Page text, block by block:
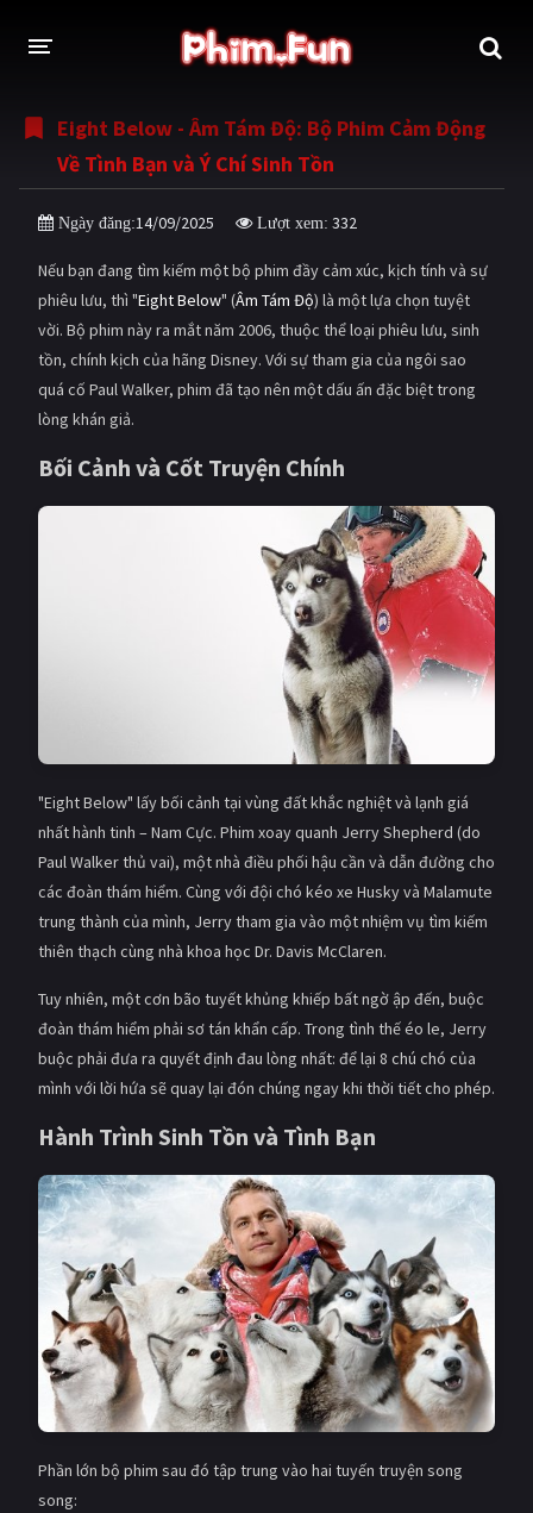
THỂ LOẠI
Thần thoại - Cổ trang Hành động
Tâm lý
Võ thuật - Kiếm hiệp Nhạc kịch
Kinh dị Tội phạm - Hình sự
Phiêu lưu Hài hước
Viễn tưởng
Hoạt hình Thể thao
Kỳ ảo
Gia đình
Lịch sử
Tiểu sử
DramaTV
Âu - Mỹ Trung Quốc - Hồng Kông
Nhật Bản
Ấn Độ Việt Nam
CẬP NHẬT
PHIM MỚI
PHIM BỘ
PHIM LẺ
PHIM CHIẾU RẠP
TUYỂN TẬP PHIM
BLOG
Eight Below - Âm Tám Độ: Bộ Phim Cảm Động
Về Tình Bạn và Ý Chí Sinh Tồn
Ngày đăng:14/09/2025 Lượt xem: 332
Nếu bạn đang tìm kiếm một bộ phim đầy cảm xúc, kịch tính và sự
phiêu lưu, thì "Eight Below" (Âm Tám Độ) là một lựa chọn tuyệt
vời. Bộ phim này ra mắt năm 2006, thuộc thể loại phiêu lưu, sinh
tồn, chính kịch của hãng Disney. Với sự tham gia của ngôi sao
quá cố Paul Walker, phim đã tạo nên một dấu ấn đặc biệt trong
lòng khán giả.
Bối Cảnh và Cốt Truyện Chính
"Eight Below" lấy bối cảnh tại vùng đất khắc nghiệt và lạnh giá
nhất hành tinh – Nam Cực. Phim xoay quanh Jerry Shepherd (do
Paul Walker thủ vai), một nhà điều phối hậu cần và dẫn đường cho
các đoàn thám hiểm. Cùng với đội chó kéo xe Husky và Malamute
trung thành của mình, Jerry tham gia vào một nhiệm vụ tìm kiếm
thiên thạch cùng nhà khoa học Dr. Davis McClaren.
Tuy nhiên, một cơn bão tuyết khủng khiếp bất ngờ ập đến, buộc
đoàn thám hiểm phải sơ tán khẩn cấp. Trong tình thế éo le, Jerry
buộc phải đưa ra quyết định đau lòng nhất: để lại 8 chú chó của
mình với lời hứa sẽ quay lại đón chúng ngay khi thời tiết cho phép.
Hành Trình Sinh Tồn và Tình Bạn
Phần lớn bộ phim sau đó tập trung vào hai tuyến truyện song
song: